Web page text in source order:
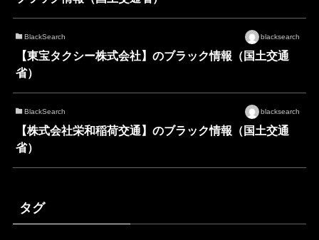
BlackSearch blacksearch
【東宝タクシー株式会社】のブラック情報（国土交通
省）
BlackSearch blacksearch
【株式会社栄和稲荷交通】のブラック情報（国土交通
省）
タグ